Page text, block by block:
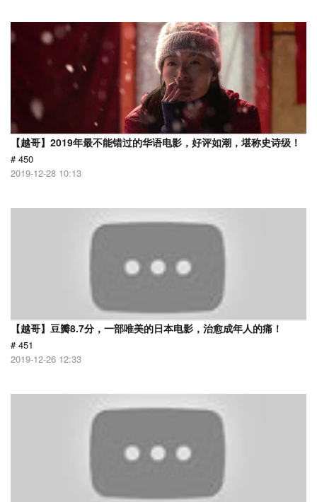
【越哥】2019年最不能错过的华语电影，好评如潮，堪称史诗级！
# 450
2019-12-28 10:13
【越哥】豆瓣8.7分，一部唯美的日本电影，治愈成年人的痛！
# 451
2019-12-26 12:33